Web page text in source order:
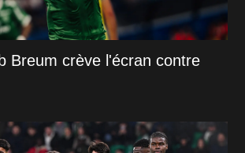
Breum crève l'écran contre